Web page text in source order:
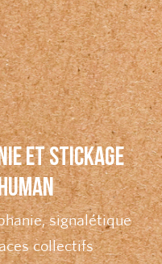
ET STICKAGE
signalétique
collectifs